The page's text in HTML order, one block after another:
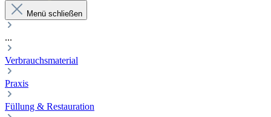
Menü schließen
...
Verbrauchsmaterial
Praxis
Füllung & Restauration